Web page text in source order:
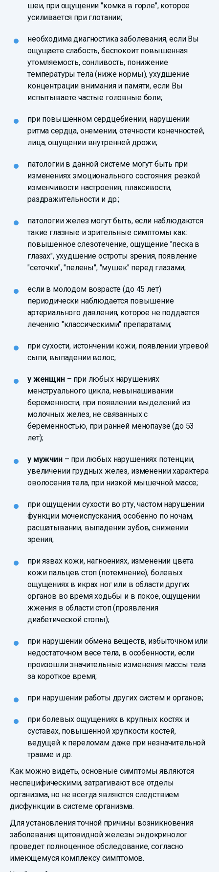
шеи, при ощущении "комка в горле", которое
усиливается при глотании;
необходима диагностика заболевания, если Вы
ощущаете слабость, беспокоит повышенная
утомляемость, сонливость, понижение
температуры тела (ниже нормы), ухудшение
концентрации внимания и памяти, если Вы
испытываете частые головные боли;
при повышенном сердцебиении, нарушении
ритма сердца, онемении, отечности конечностей,
лица, ощущении внутренней дрожи;
патологии в данной системе могут быть при
изменениях эмоционального состояния: резкой
изменчивости настроения, плаксивости,
раздражительности и др.;
патологии желез могут быть, если наблюдаются
такие глазные и зрительные симптомы как:
повышенное слезотечение, ощущение "песка в
глазах", ухудшение остроты зрения, появление
"сеточки", "пелены", "мушек" перед глазами;
если в молодом возрасте (до 45 лет)
периодически наблюдается повышение
артериального давления, которое не поддается
лечению "классическими" препаратами;
при сухости, истончении кожи, появлении угревой
сыпи, выпадении волос;
у женщин– при любых нарушениях
менструального цикла, невынашивании
беременности, при появлении выделений из
молочных желез, не связанных с
беременностью, при ранней менопаузе (до 53
лет);
у мужчин– при любых нарушениях потенции,
увеличении грудных желез, изменении характера
оволосения тела, при низкой мышечной массе;
при ощущении сухости во рту, частом нарушении
функции мочеиспускания, особенно по ночам,
расшатывании, выпадении зубов, снижении
зрения;
при язвах кожи, нагноениях, изменении цвета
кожи пальцев стоп (потемнение), болевых
ощущениях в икрах ног или в области других
органов во время ходьбы и в покое, ощущении
жжения в области стоп (проявления
диабетической стопы);
при нарушении обмена веществ, избыточном или
недостаточном весе тела, в особенности, если
произошли значительные изменения массы тела
за короткое время;
при нарушении работы других систем и органов;
при болевых ощущениях в крупных костях и
суставах, повышенной хрупкости костей,
ведущей к переломам даже при незначительной
травме и др.
Как можно видеть, основные симптомы являются
неспецифическими, затрагивают все отделы
организма, но не всегда являются следствием
дисфункции в системе организма.
Для установления точной причины возникновения
заболевания щитовидной железы эндокринолог
проведет полноценное обследование, согласно
имеющемуся комплексу симптомов.